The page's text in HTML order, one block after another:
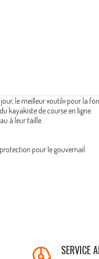
le meilleur «outil» pour
kayakiste de course en ligne.
à leur taille.
pour le gouvernail.
SERVICE